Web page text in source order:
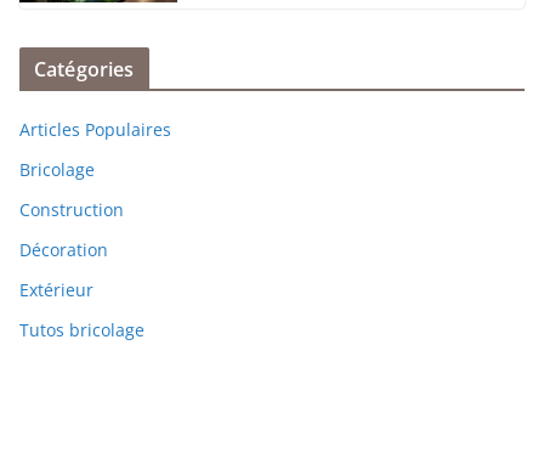
Catégories
Articles Populaires
Bricolage
Construction
Décoration
Extérieur
Tutos bricolage